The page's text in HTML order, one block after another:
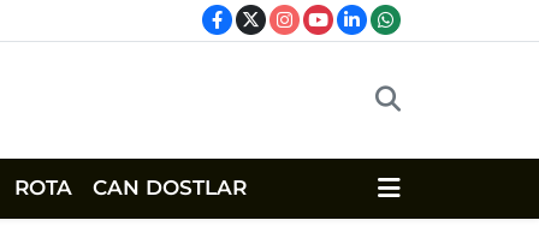
ROTA CAN DOSTLAR